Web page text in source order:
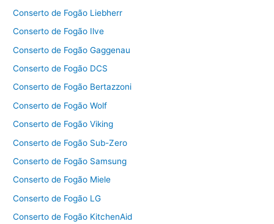
Conserto de Fogão Liebherr
Conserto de Fogão Ilve
Conserto de Fogão Gaggenau
Conserto de Fogão DCS
Conserto de Fogão Bertazzoni
Conserto de Fogão Wolf
Conserto de Fogão Viking
Conserto de Fogão Sub-Zero
Conserto de Fogão Samsung
Conserto de Fogão Miele
Conserto de Fogão LG
Conserto de Fogão KitchenAid